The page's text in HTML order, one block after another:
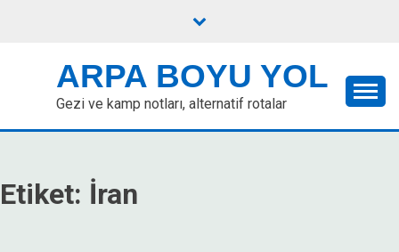
ARPA BOYU YOL
Gezi ve kamp notları, alternatif rotalar
Etiket: İran